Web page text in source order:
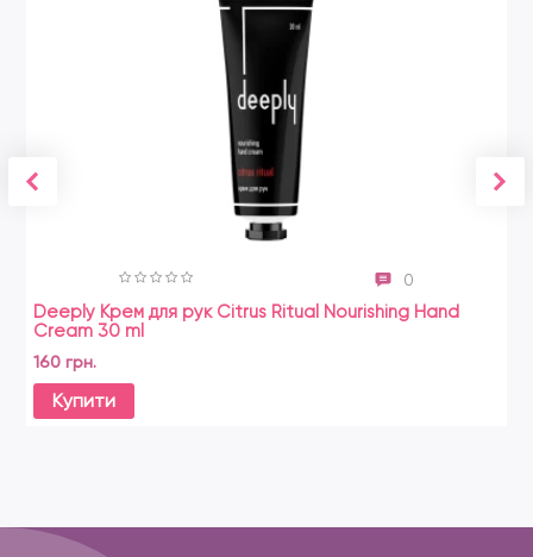
0
Deeply Крем для рук Citrus Ritual Nourishing Hand
Cream 30 ml
160 грн.
Купити